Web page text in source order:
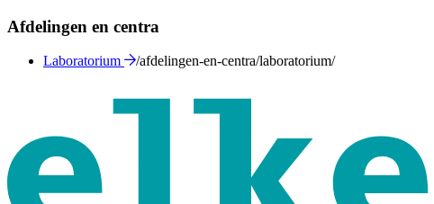
Afdelingen en centra
Laboratorium /afdelingen-en-centra/laboratorium/